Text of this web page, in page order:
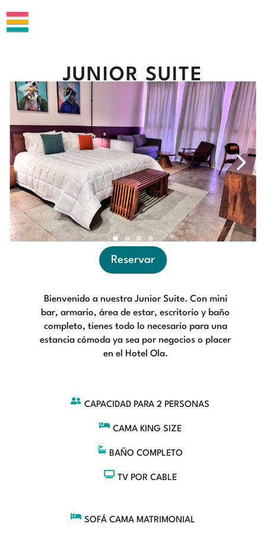
JUNIOR SUITE
Reservar
Bienvenido a nuestra Junior Suite. Con mini
bar, armario, área de estar, escritorio y baño
completo, tienes todo lo necesario para una
estancia cómoda ya sea por negocios o placer
en el Hotel Ola.
 CAPACIDAD PARA 2 PERSONAS
 CAMA KING SIZE
 BAÑO COMPLETO
 TV POR CABLE
 SOFÁ CAMA MATRIMONIAL